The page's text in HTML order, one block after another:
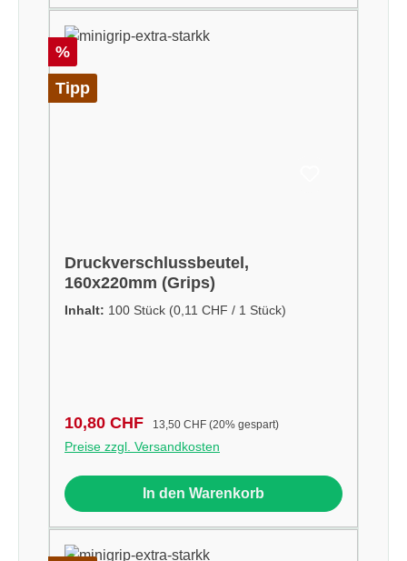
Rabatt
%
Tipp
Druckverschlussbeutel,
160x220mm (Grips)
Inhalt: 100 Stück (0,11 CHF / 1 Stück)
Verkaufspreis:
10,80 CHF Regulärer Preis:
13,50 CHF (20% gespart)
Preise zzgl. Versandkosten
In den Warenkorb